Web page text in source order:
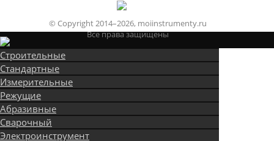
© Copyright 2014–2026, moiinstrumenty.ru
Все права защищены
Строительные
Стандартные
Измерительные
Режущие
Абразивные
Сварочный
Электроинструмент